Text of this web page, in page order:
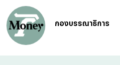
กองบรรณาธิการ